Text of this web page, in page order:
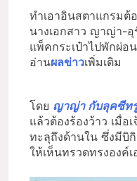
ทำเอาอินสตาแกรมต้
นางเอกสาว ญาญ่า-อุ
แพ็คกระเป๋าไปพักผ่อ
อ่านผลข่าวเพิ่มเติม
โดย ญาญ่า กับลุคซีท
แล้วต้องร้องว้าว เมื่อ
ทะลุถึงด้านใน ซึ่งมีบิ
ให้เห็นทรวดทรงองค์